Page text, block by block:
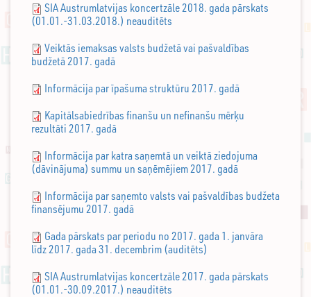
SIA Austrumlatvijas koncertzāle 2018. gada pārskats
(01.01.-31.03.2018.) neauditēts
Veiktās iemaksas valsts budžetā vai pašvaldības
budžetā 2017. gadā
Informācija par īpašuma struktūru 2017. gadā
Kapitālsabiedrības finanšu un nefinanšu mērķu
rezultāti 2017. gadā
Informācija par katra saņemtā un veiktā ziedojuma
(dāvinājuma) summu un saņēmējiem 2017. gadā
Informācija par saņemto valsts vai pašvaldības budžeta
finansējumu 2017. gadā
Gada pārskats par periodu no 2017. gada 1. janvāra
līdz 2017. gada 31. decembrim (auditēts)
SIA Austrumlatvijas koncertzāle 2017. gada pārskats
(01.01.-30.09.2017.) neauditēts